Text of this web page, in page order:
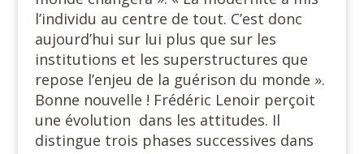
l’individu au centre de tout. C’est donc
aujourd’hui sur lui plus que sur les
institutions et les superstructures que
repose l’enjeu de la guérison du monde ».
Bonne nouvelle ! Frédéric Lenoir perçoit
une évolution dans les attitudes. Il
distingue trois phases successives dans